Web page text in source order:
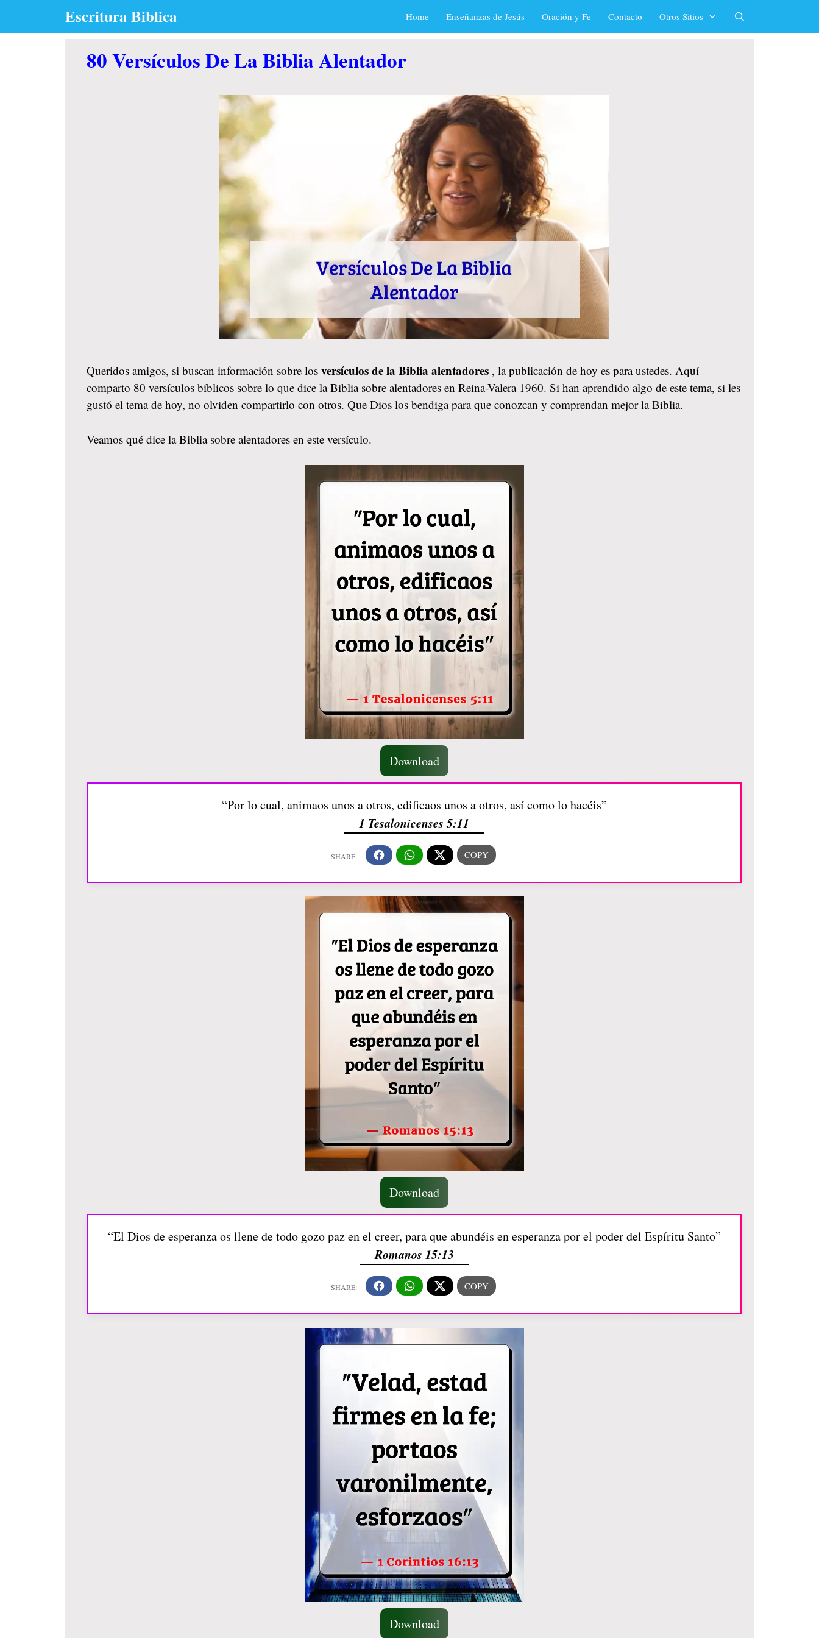
Escritura Biblica Home Enseñanzas de Jesús Oración y Fe Contacto Otros Sitios
80 Versículos De La Biblia Alentador
Queridos amigos, si buscan información sobre los versículos de la Biblia alentadores , la publicación de hoy es para ustedes. Aquí
comparto 80 versículos bíblicos sobre lo que dice la Biblia sobre alentadores en Reina-Valera 1960. Si han aprendido algo de este tema, si les
gustó el tema de hoy, no olviden compartirlo con otros. Que Dios los bendiga para que conozcan y comprendan mejor la Biblia.
Veamos qué dice la Biblia sobre alentadores en este versículo.
Download
“Por lo cual, animaos unos a otros, edificaos unos a otros, así como lo hacéis”
1 Tesalonicenses 5:11
Download
“El Dios de esperanza os llene de todo gozo paz en el creer, para que abundéis en esperanza por el poder del Espíritu Santo”
Romanos 15:13
Download